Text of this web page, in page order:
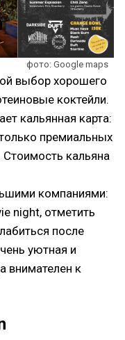
фото: Google maps
выбор хорошего
коктейли.
кальянная карта:
премиальных
кальяна
компаниями:
night, отметить
после
уютная и
внимателен к